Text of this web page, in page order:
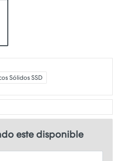
Sólidos SSD
este disponible